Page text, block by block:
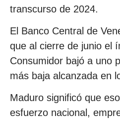
transcurso de 2024.
El Banco Central de
que al cierre de junio el
Consumidor bajó a uno
más baja alcanzada en
Maduro significó que
esfuerzo nacional,